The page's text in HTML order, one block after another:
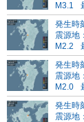
M3.1
発生時
震源地
M2.2
発生時
震源地
M2.0
発生時
震源地